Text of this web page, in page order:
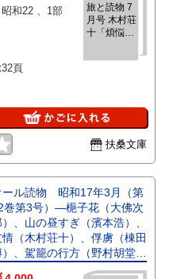
旅と読物 7
月号 木村荘
十「煩悩」
「若葉と
、昭和22 、1部
頁
扶桑文庫
ール読物 昭和17年3月（第
巻第3号）―梔子花（大佛次
）、山の昼すぎ（濱本浩）、
情（木村荘十）、俘虜（棟田
、駕籠の行方（野村胡堂）